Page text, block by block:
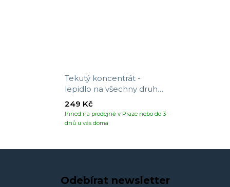
Tekutý koncentrát -
lepidlo na všechny druhy
tapet
Ihned na prodejně v Praze nebo do 3
dnů u vás doma
249 Kč
Odebírat newsletter